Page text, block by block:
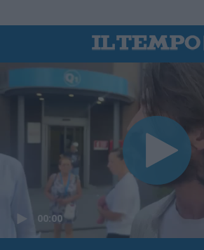
00:00